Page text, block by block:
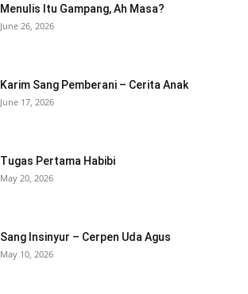
Menulis Itu Gampang, Ah Masa?
June 26, 2026
Karim Sang Pemberani – Cerita Anak
June 17, 2026
Tugas Pertama Habibi
May 20, 2026
Sang Insinyur – Cerpen Uda Agus
May 10, 2026